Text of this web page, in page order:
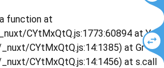
function at
CYtMxQtQ.js:1773:60894 at Ys
CYtMxQtQ.js:14:1385) at Gr
CYtMxQtQ.js:14:1456) at s.call